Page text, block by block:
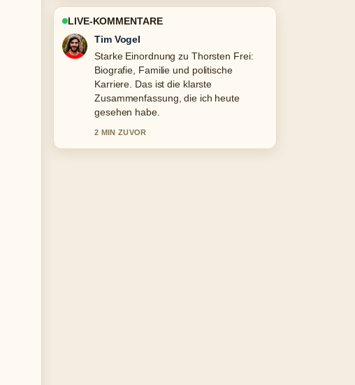
LIVE-KOMMENTARE
Mila Kruger
Verfolge Martin Suter privat: Familie,
Wohnort, Krankheit &#038;... genau –
schaetze den ausgewogenen Ton hier.
4 MIN ZUVOR